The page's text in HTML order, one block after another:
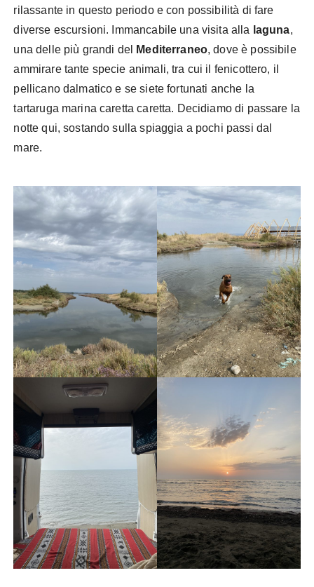
rilassante in questo periodo e con possibilità di fare
diverse escursioni. Immancabile una visita alla laguna,
una delle più grandi del
Mediterraneo, dove è possibile
ammirare tante specie animali, tra cui il fenicottero, il
pellicano dalmatico e se siete fortunati anche la
tartaruga marina caretta caretta. Decidiamo di passare la
notte qui, sostando sulla spiaggia a pochi passi dal
mare.